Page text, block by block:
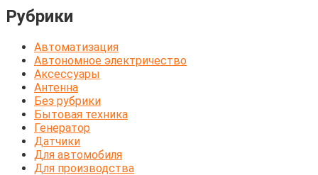
Рубрики
Автоматизация
Автономное электричество
Аксессуары
Антенна
Без рубрики
Бытовая техника
Генератор
Датчики
Для автомобиля
Для производства